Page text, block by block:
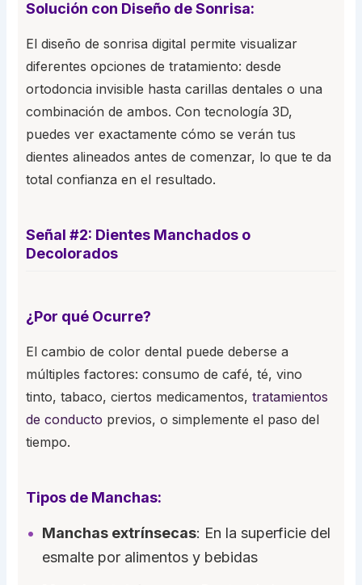
Solución con Diseño de Sonrisa:
El diseño de sonrisa digital permite visualizar
diferentes opciones de tratamiento: desde
ortodoncia invisible hasta carillas dentales o una
combinación de ambos. Con tecnología 3D,
puedes ver exactamente cómo se verán tus
dientes alineados antes de comenzar, lo que te da
total confianza en el resultado.
Señal #2: Dientes Manchados o
Decolorados
¿Por qué Ocurre?
El cambio de color dental puede deberse a
múltiples factores: consumo de café, té, vino
tinto, tabaco, ciertos medicamentos, tratamientos
de conducto previos, o simplemente el paso del
tiempo.
Tipos de Manchas:
Manchas extrínsecas: En la superficie del
esmalte por alimentos y bebidas